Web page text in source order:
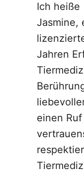
Ich heiße
Jasmine,
Jahren
einen